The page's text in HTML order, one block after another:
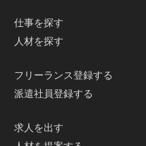
仕事を探す
人材を探す
フリーランス登録する
派遣社員登録する
求人を出す